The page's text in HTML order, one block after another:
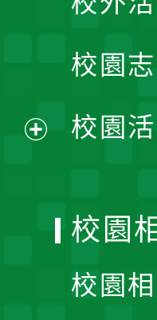
單
校園
校園
校園
校園